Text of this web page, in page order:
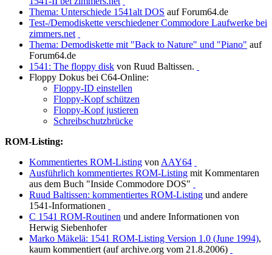
Thema: Unterschiede 1541alt DOS auf Forum64.de
Test-/Demodiskette verschiedener Commodore Laufwerke bei
zimmers.net
Thema: Demodiskette mit "Back to Nature" und "Piano" auf
Forum64.de
1541: The floppy disk von Ruud Baltissen.
Floppy Dokus bei C64-Online:
Floppy-ID einstellen
Floppy-Kopf schützen
Floppy-Kopf justieren
Schreibschutzbrücke
ROM-Listing:
Kommentiertes ROM-Listing von AAY64
Ausführlich kommentiertes ROM-Listing mit Kommentaren
aus dem Buch "Inside Commodore DOS"
Ruud Baltissen: kommentiertes ROM-Listing und andere
1541-Informationen
C 1541 ROM-Routinen und andere Informationen von
Herwig Siebenhofer
Marko Mäkelä: 1541 ROM-Listing Version 1.0 (June 1994),
kaum kommentiert (auf archive.org vom 21.8.2006)